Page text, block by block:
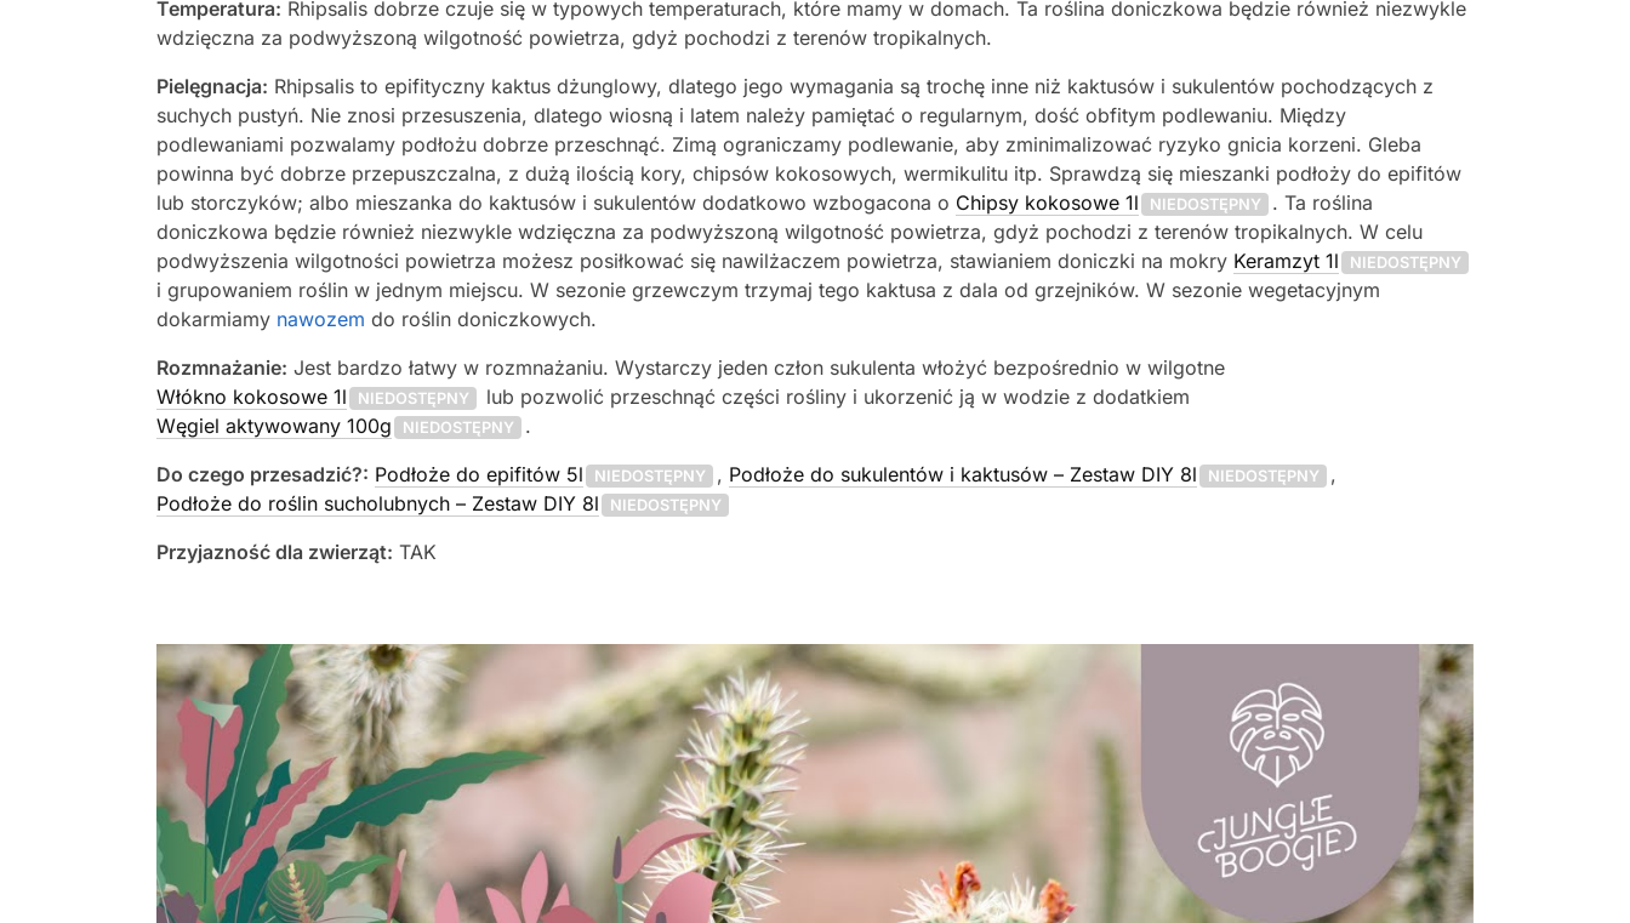
Temperatura: Rhipsalis dobrze czuje się w typowych temperaturach, które mamy w domach. Ta roślina doniczkowa będzie również niezwykle
wdzięczna za podwyższoną wilgotność powietrza, gdyż pochodzi z terenów tropikalnych.
Pielęgnacja: Rhipsalis to epifityczny kaktus dżunglowy, dlatego jego wymagania są trochę inne niż kaktusów i sukulentów pochodzących z
suchych pustyń. Nie znosi przesuszenia, dlatego wiosną i latem należy pamiętać o regularnym, dość obfitym podlewaniu. Między
podlewaniami pozwalamy podłożu dobrze przeschnąć. Zimą ograniczamy podlewanie, aby zminimalizować ryzyko gnicia korzeni. Gleba
powinna być dobrze przepuszczalna, z dużą ilością kory, chipsów kokosowych, wermikulitu itp. Sprawdzą się mieszanki podłoży do epifitów
lub storczyków; albo mieszanka do kaktusów i sukulentów dodatkowo wzbogacona o Chipsy kokosowe 1l NIEDOSTĘPNY
. Ta roślina
doniczkowa będzie również niezwykle wdzięczna za podwyższoną wilgotność powietrza, gdyż pochodzi z terenów tropikalnych. W celu
podwyższenia wilgotności powietrza możesz posiłkować się nawilżaczem powietrza, stawianiem doniczki na mokry Keramzyt 1l NIEDOSTĘPNY
i grupowaniem roślin w jednym miejscu. W sezonie grzewczym trzymaj tego kaktusa z dala od grzejników. W sezonie wegetacyjnym
dokarmiamy nawozem do roślin doniczkowych.
Rozmnażanie: Jest bardzo łatwy w rozmnażaniu. Wystarczy jeden człon sukulenta włożyć bezpośrednio w wilgotne
Włókno kokosowe 1l
NIEDOSTĘPNY
lub pozwolić przeschnąć części rośliny i ukorzenić ją w wodzie z dodatkiem
Węgiel aktywowany 100g
NIEDOSTĘPNY
.
Do czego przesadzić?: Podłoże do epifitów 5l NIEDOSTĘPNY , Podłoże do sukulentów i kaktusów – Zestaw DIY 8l NIEDOSTĘPNY
,
Podłoże do roślin sucholubnych – Zestaw DIY 8l
NIEDOSTĘPNY
Przyjazność dla zwierząt: TAK